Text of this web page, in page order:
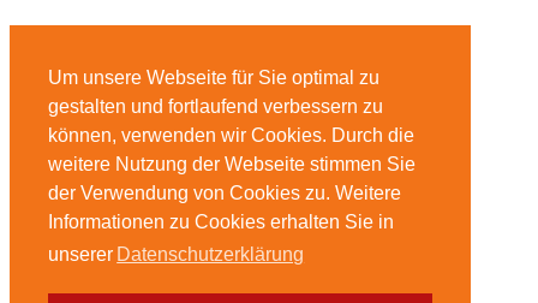
Um unsere Webseite für Sie optimal zu
gestalten und fortlaufend verbessern zu
können, verwenden wir Cookies. Durch die
weitere Nutzung der Webseite stimmen Sie
der Verwendung von Cookies zu. Weitere
Informationen zu Cookies erhalten Sie in
unserer Datenschutzerklärung